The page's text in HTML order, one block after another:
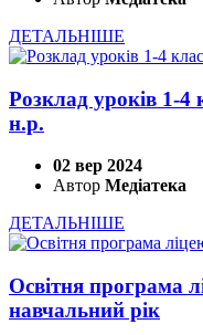
ДЕТАЛЬНІШЕ
Розклад уроків 1-4
н.р.
02 вер 2024
Автор Медіатека
ДЕТАЛЬНІШЕ
Освітня програма
навчальний рік